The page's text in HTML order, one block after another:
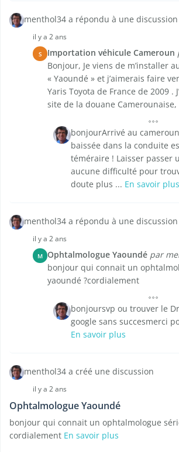
menthol34 a répondu à une discussion
il y a 2 ans
S Importation véhicule Cameroun
Bonjour, Je viens de m’installer
« Yaoundé » et j’aimerais faire
Yaris Toyota de France de 2009 .
site de la douane Camerounaise,
bonjourArrivé au
baissée dans la conduite
téméraire ! Laisser passer
aucune difficulté pour
doute plus ... En savoir plus
menthol34 a répondu à une discussion
il y a 2 ans
M Ophtalmologue Yaoundé par
bonjour qui connait un
yaoundé ?cordialement
bonjoursvp ou trouver le
google sans succesmerci
En savoir plus
menthol34 a créé une discussion
il y a 2 ans
Ophtalmologue Yaoundé
bonjour qui connait un ophtalmologue
cordialement En savoir plus